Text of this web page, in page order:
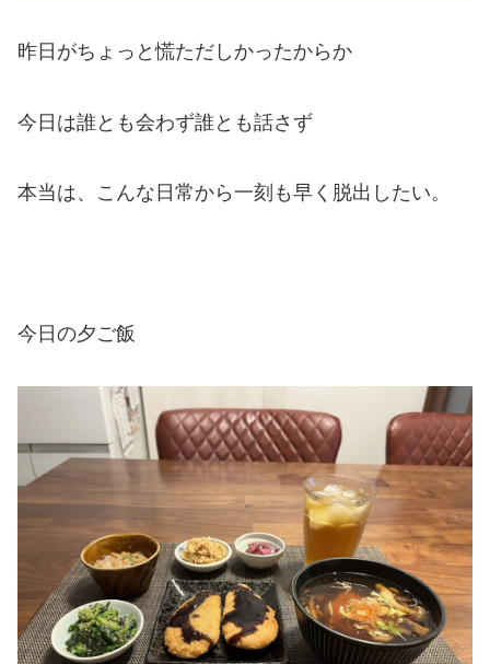
昨日がちょっと慌ただしかったからか
今日は誰とも会わず誰とも話さず
本当は、こんな日常から一刻も早く脱出したい。
今日の夕ご飯